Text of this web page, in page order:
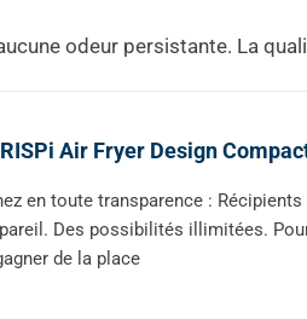
odeur persistante. La
Air Fryer Design
en toute transparence :
Des possibilités illimitées.
de la place